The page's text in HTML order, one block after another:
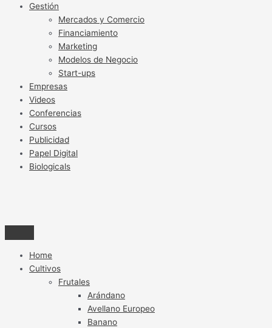
Gestión
Mercados y Comercio
Financiamiento
Marketing
Modelos de Negocio
Start-ups
Empresas
Videos
Conferencias
Cursos
Publicidad
Papel Digital
Biologicals
Home
Cultivos
Frutales
Arándano
Avellano Europeo
Banano